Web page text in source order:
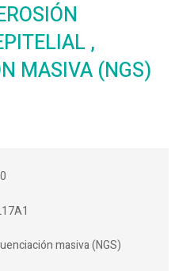
,
MASIVA (NGS)
masiva (NGS)